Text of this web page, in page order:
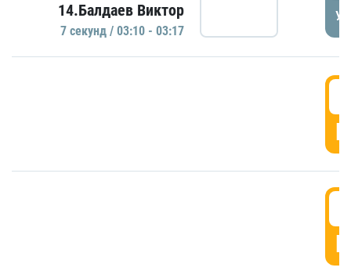
14.Балдаев Виктор
7 секунд / 03:10 - 03:17